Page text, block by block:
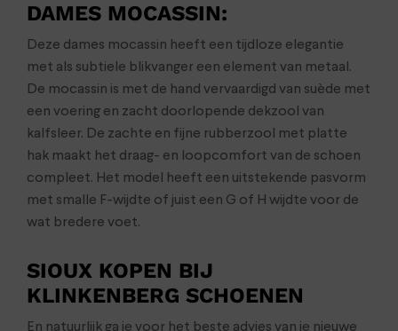
DAMES MOCASSIN:
Deze dames mocassin heeft een tijdloze elegantie
met als subtiele blikvanger een element van metaal.
De mocassin is met de hand vervaardigd van suède met
een voering en zacht doorlopende dekzool van
kalfsleer. De zachte en fijne rubberzool met platte
hak maakt het draag- en loopcomfort van de schoen
compleet. Het model heeft een uitstekende pasvorm
met smalle F-wijdte of juist een G of H wijdte voor de
wat bredere voet.
SIOUX KOPEN BIJ
KLINKENBERG SCHOENEN
En natuurlijk ga je voor het beste advies van je nieuwe